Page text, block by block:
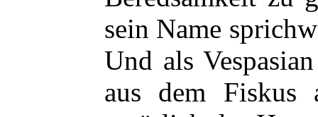
sein Name
Und als
aus dem Fiskus